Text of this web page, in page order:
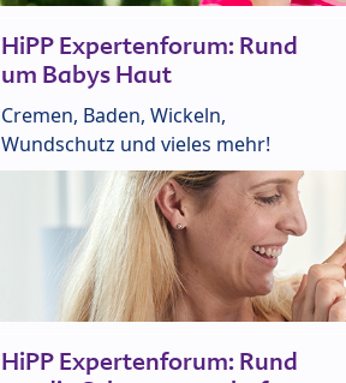
HiPP Expertenforum: Rund
um Babys Haut
Cremen, Baden, Wickeln,
Wundschutz und vieles mehr!
HiPP Expertenforum: Rund